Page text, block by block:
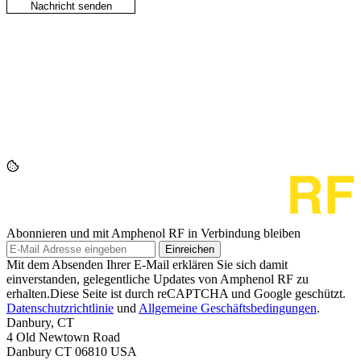
Abonnieren und mit Amphenol RF in Verbindung bleiben
Einreichen
Mit dem Absenden Ihrer E-Mail erklären Sie sich damit
einverstanden, gelegentliche Updates von Amphenol RF zu
erhalten.Diese Seite ist durch reCAPTCHA und Google geschützt.
Datenschutzrichtlinie und Allgemeine Geschäftsbedingungen.
Danbury, CT
4 Old Newtown Road
Danbury CT 06810 USA